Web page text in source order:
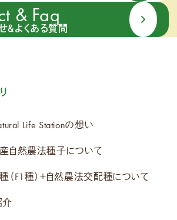
& Faq
＆よくある質問
Life Stationの想い
自然農法種子について
（F1種）＋自然農法交配種について
介